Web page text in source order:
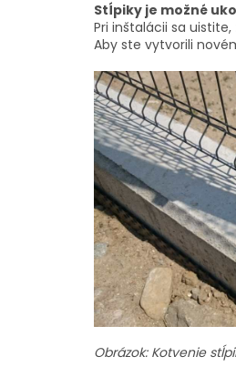
Stĺpiky je možné
Pri inštalácii sa
Aby ste vytvorili
Obrázok: Kotvenie